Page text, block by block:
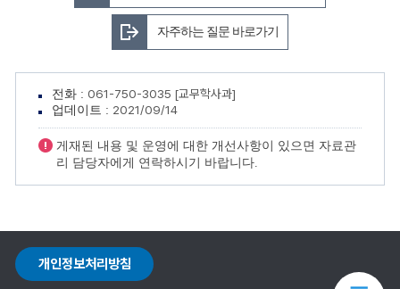
자주하는 질문 바로가기
전화 : 061-750-3035 [교무학사과]
업데이트 : 2021/09/14
게재된 내용 및 운영에 대한 개선사항이 있으면 자료관
리 담당자에게 연락하시기 바랍니다.
개인정보처리방침